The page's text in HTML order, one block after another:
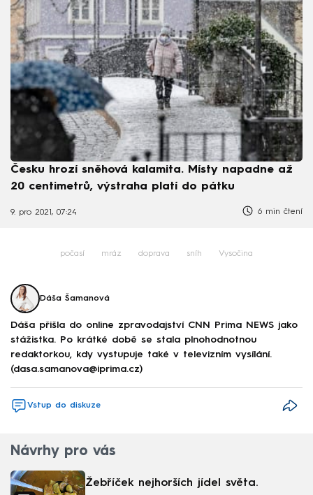
Česku hrozí sněhová kalamita. Místy napadne až
20 centimetrů, výstraha platí do pátku
9. pro 2021, 07:24 6 min čtení
počasí mráz doprava sníh Vysočina
Dáša Šamanová
Dáša přišla do online zpravodajství CNN Prima NEWS jako
stážistka. Po krátké době se stala plnohodnotnou
redaktorkou, kdy vystupuje také v televizním vysílání.
(dasa.samanova@iprima.cz)
Vstup do diskuze
Návrhy pro vás
Žebříček nejhorších jídel světa.